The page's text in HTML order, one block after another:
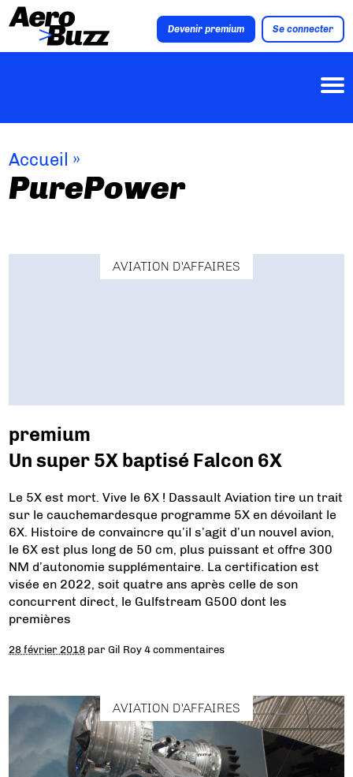
Devenir premium Se connecter
Accueil »
PurePower
AVIATION D'AFFAIRES
premium
Un super 5X baptisé Falcon 6X
Le 5X est mort. Vive le 6X ! Dassault Aviation tire un trait
sur le cauchemardesque programme 5X en dévoilant le
6X. Histoire de convaincre qu’il s’agit d’un nouvel avion,
le 6X est plus long de 50 cm, plus puissant et offre 300
NM d’autonomie supplémentaire. La certification est
visée en 2022, soit quatre ans après celle de son
concurrent direct, le Gulfstream G500 dont les
premières
28 février 2018 parGil Roy 4 commentaires
AVIATION D'AFFAIRES